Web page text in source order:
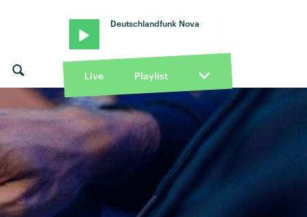
Deutschlandfunk Nova
Live Playlist